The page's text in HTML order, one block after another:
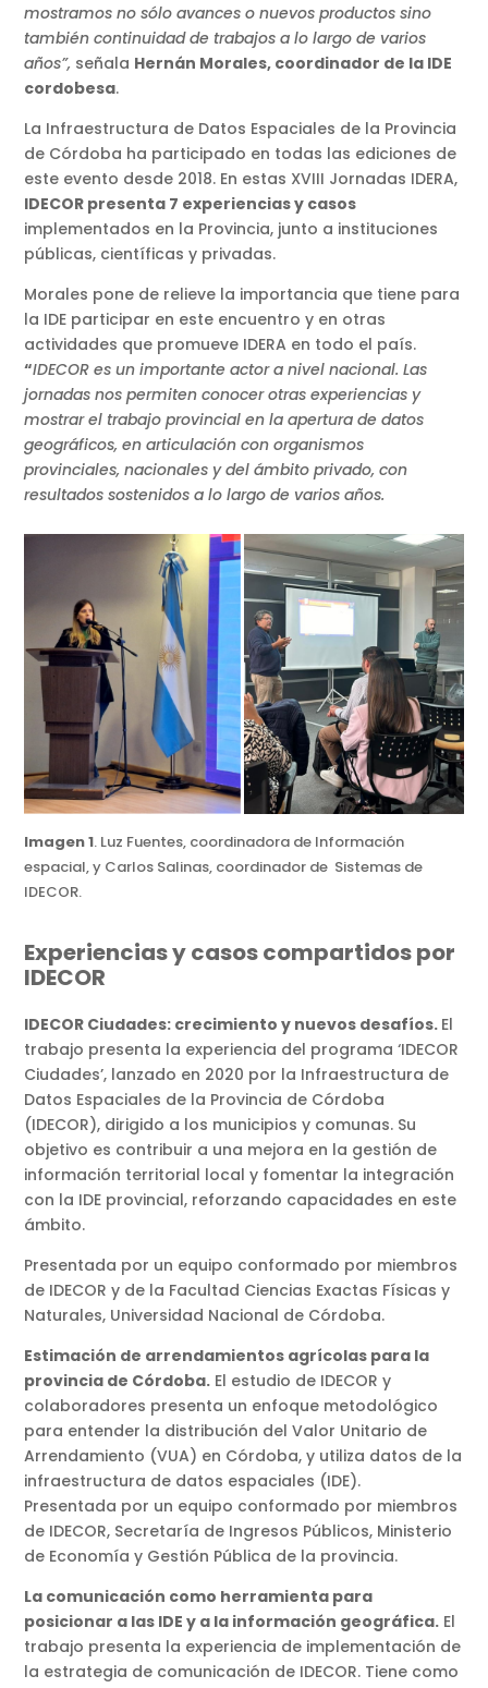
mostramos no sólo avances o nuevos productos sino
también continuidad de trabajos a lo largo de varios
años”, señala Hernán Morales, coordinador de la IDE
cordobesa.
La Infraestructura de Datos Espaciales de la Provincia
de Córdoba ha participado en todas las ediciones de
este evento desde 2018. En estas XVIII Jornadas IDERA,
IDECOR presenta 7 experiencias y casos
implementados en la Provincia, junto a instituciones
públicas, científicas y privadas.
Morales pone de relieve la importancia que tiene para
la IDE participar en este encuentro y en otras
actividades que promueve IDERA en todo el país.
“IDECOR es un importante actor a nivel nacional. Las
jornadas nos permiten conocer otras experiencias y
mostrar el trabajo provincial en la apertura de datos
geográficos, en articulación con organismos
provinciales, nacionales y del ámbito privado, con
resultados sostenidos a lo largo de varios años.
Imagen 1. Luz Fuentes, coordinadora de Información
espacial, y Carlos Salinas, coordinador de Sistemas de
IDECOR.
Experiencias y casos compartidos por
IDECOR
IDECOR Ciudades: crecimiento y nuevos desafíos. El
trabajo presenta la experiencia del programa ‘IDECOR
Ciudades’, lanzado en 2020 por la Infraestructura de
Datos Espaciales de la Provincia de Córdoba
(IDECOR), dirigido a los municipios y comunas. Su
objetivo es contribuir a una mejora en la gestión de
información territorial local y fomentar la integración
con la IDE provincial, reforzando capacidades en este
ámbito.
Presentada por un equipo conformado por miembros
de IDECOR y de la Facultad Ciencias Exactas Físicas y
Naturales, Universidad Nacional de Córdoba.
Estimación de arrendamientos agrícolas para la
provincia de Córdoba. El estudio de IDECOR y
colaboradores presenta un enfoque metodológico
para entender la distribución del Valor Unitario de
Arrendamiento (VUA) en Córdoba, y utiliza datos de la
infraestructura de datos espaciales (IDE).
Presentada por un equipo conformado por miembros
de IDECOR, Secretaría de Ingresos Públicos, Ministerio
de Economía y Gestión Pública de la provincia.
La comunicación como herramienta para
posicionar a las IDE y a la información geográfica. El
trabajo presenta la experiencia de implementación de
la estrategia de comunicación de IDECOR. Tiene como